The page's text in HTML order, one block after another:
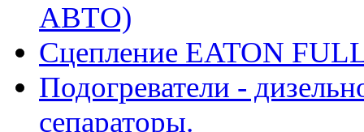
АВТО)
Сцепление EATON
Подогреватели -
сепараторы.